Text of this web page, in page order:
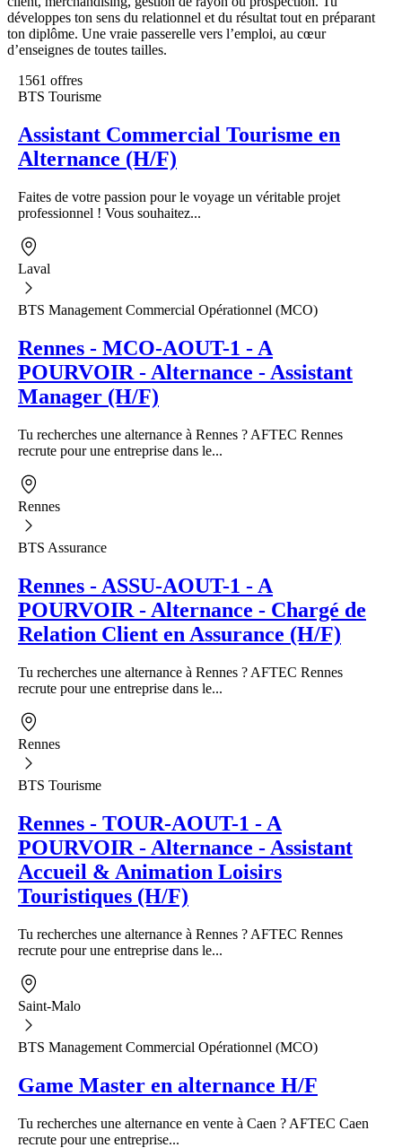
développes ton sens du relationnel et du résultat tout en préparant
ton diplôme. Une vraie passerelle vers l’emploi, au cœur
d’enseignes de toutes tailles.
1561 offres
BTS Tourisme
Assistant Commercial Tourisme en
Alternance (H/F)
Faites de votre passion pour le voyage un véritable projet
professionnel ! Vous souhaitez...
Laval
BTS Management Commercial Opérationnel (MCO)
Rennes - MCO-AOUT-1 - A
POURVOIR - Alternance - Assistant
Manager (H/F)
Tu recherches une alternance à Rennes ? AFTEC Rennes
recrute pour une entreprise dans le...
Rennes
BTS Assurance
Rennes - ASSU-AOUT-1 - A
POURVOIR - Alternance - Chargé de
Relation Client en Assurance (H/F)
Tu recherches une alternance à Rennes ? AFTEC Rennes
recrute pour une entreprise dans le...
Rennes
BTS Tourisme
Rennes - TOUR-AOUT-1 - A
POURVOIR - Alternance - Assistant
Accueil & Animation Loisirs
Touristiques (H/F)
Tu recherches une alternance à Rennes ? AFTEC Rennes
recrute pour une entreprise dans le...
Saint-Malo
BTS Management Commercial Opérationnel (MCO)
Game Master en alternance H/F
Tu recherches une alternance en vente à Caen ? AFTEC Caen
recrute pour une entreprise...